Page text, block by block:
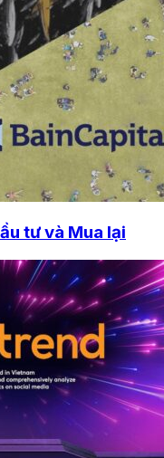
tư và Mua lại